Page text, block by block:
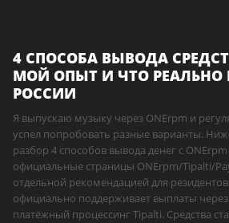
4 СПОСОБА ВЫВОДА
МОЙ ОПЫТ И ЧТО РЕАЛЬНО
РОССИИ
Я выпускаю музыку через ONErpm и
успел попробовать разные варианты.
разбор 4 способов вывода денег с
официальные страницы ONErpm/Tipalti/
отдельной рекомендацией для
официально поддерживает выплаты через
платёжный процессинг Tipalti. Средства